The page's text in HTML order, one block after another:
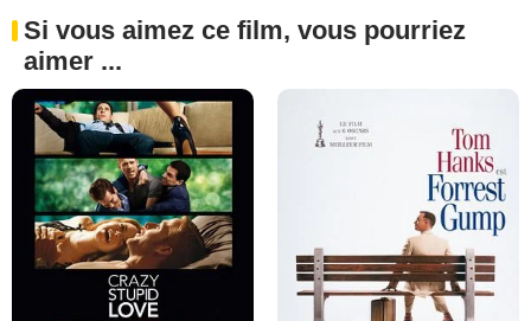
Si vous aimez ce film, vous pourriez
aimer ...